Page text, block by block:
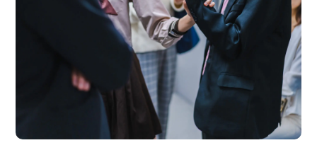
労働問題